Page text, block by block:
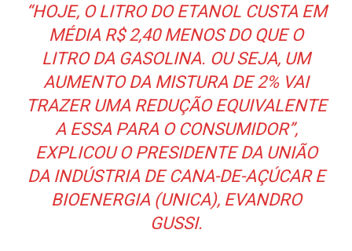
“HOJE, O LITRO DO ETANOL CUSTA EM
MÉDIA R$ 2,40 MENOS DO QUE O
LITRO DA GASOLINA. OU SEJA, UM
AUMENTO DA MISTURA DE 2% VAI
TRAZER UMA REDUÇÃO EQUIVALENTE
A ESSA PARA O CONSUMIDOR”,
EXPLICOU O PRESIDENTE DA UNIÃO
DA INDÚSTRIA DE CANA-DE-AÇÚCAR E
BIOENERGIA (UNICA), EVANDRO
GUSSI.